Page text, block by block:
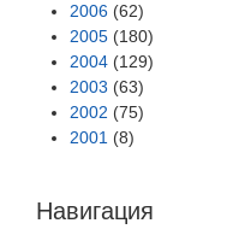
2006 (62)
2005 (180)
2004 (129)
2003 (63)
2002 (75)
2001 (8)
Навигация